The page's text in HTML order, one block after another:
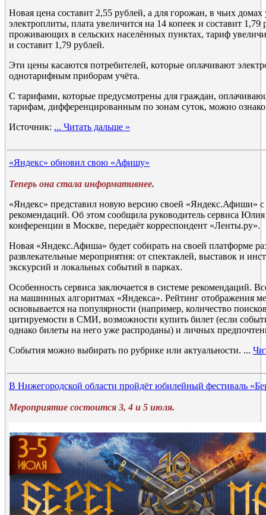
Новая цена составит 2,55 рублей, а для горожан, в чьих домах
электроплиты, плата увеличится на 14 копеек и составит
проживающих в сельских населённых пунктах, тариф
и составит 1,79 рублей.
Эти цены касаются потребителей, которые оплачивают
однотарифным приборам учёта.
С тарифами, которые предусмотрены для граждан,
тарифам, дифференцированным по зонам суток, можно
Источник: ... Читать дальше »
«Яндекс» обновил свою «Афишу»
Теперь она стала информативнее.
«Яндекс» представил новую версию своей «Яндекс.Афиши»
рекомендаций. Об этом сообщила руководитель сервиса Юлия
конференции в Москве, передаёт корреспондент «Ленты.ру».
Новая «Яндекс.Афиша» будет собирать на своей платформе
развлекательные мероприятия: от спектаклей, выставок и
экскурсий и локальных событий в парках.
Особенность сервиса заключается в системе рекомендаций.
на машинных алгоритмах «Яндекса». Рейтинг отображения
основывается на популярности (например, количество
цитируемости в СМИ, возможности купить билет (если
однако билеты на него уже распроданы) и личных
События можно выбирать по рубрике или актуальности. ...
В Нижегородской области пройдёт юбилейный фестиваль
Мероприятие состоится 3, 4 и 5 июля.